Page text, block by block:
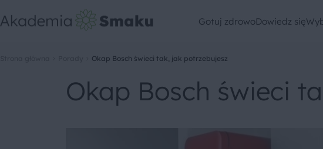
Gotuj zdrowoDowiedz się
Okap Bosch świeci tak, jak potrzebujesz
Okap Bosch świeci